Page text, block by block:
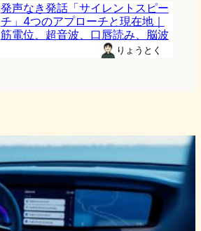
発声なき発話「サイレントスピー
チ」4つのアプローチと現在地｜
筋電位、超音波、口唇読み、脳波
りょうとく